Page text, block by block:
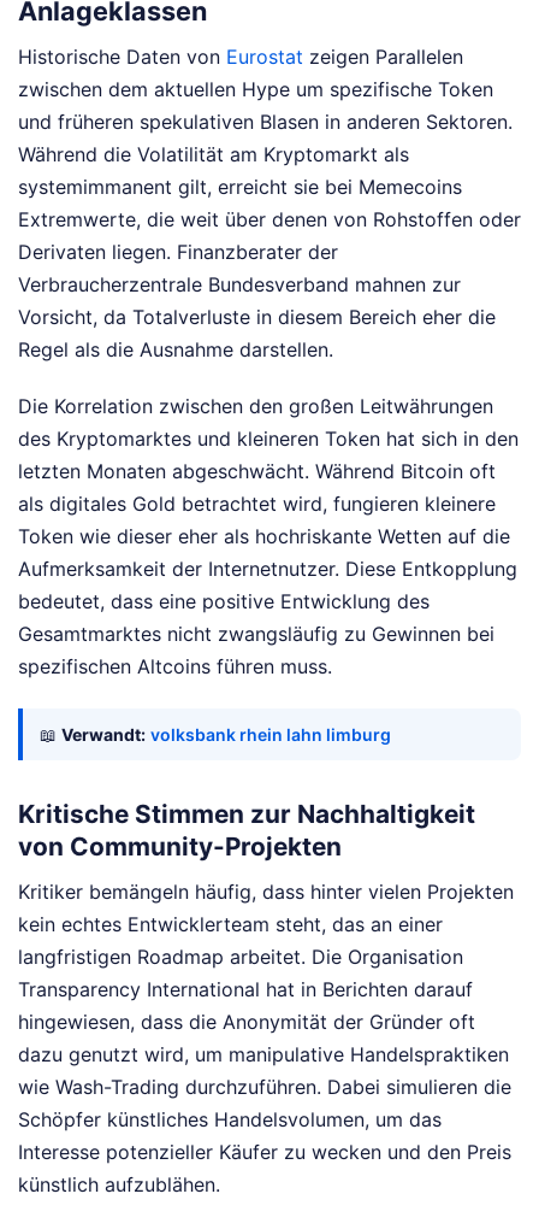
Anlageklassen
Historische Daten von Eurostat zeigen Parallelen
zwischen dem aktuellen Hype um spezifische Token
und früheren spekulativen Blasen in anderen Sektoren.
Während die Volatilität am Kryptomarkt als
systemimmanent gilt, erreicht sie bei Memecoins
Extremwerte, die weit über denen von Rohstoffen oder
Derivaten liegen. Finanzberater der
Verbraucherzentrale Bundesverband mahnen zur
Vorsicht, da Totalverluste in diesem Bereich eher die
Regel als die Ausnahme darstellen.
Die Korrelation zwischen den großen Leitwährungen
des Kryptomarktes und kleineren Token hat sich in den
letzten Monaten abgeschwächt. Während Bitcoin oft
als digitales Gold betrachtet wird, fungieren kleinere
Token wie dieser eher als hochriskante Wetten auf die
Aufmerksamkeit der Internetnutzer. Diese Entkopplung
bedeutet, dass eine positive Entwicklung des
Gesamtmarktes nicht zwangsläufig zu Gewinnen bei
spezifischen Altcoins führen muss.
📖 Verwandt: volksbank rhein lahn limburg
Kritische Stimmen zur Nachhaltigkeit
von Community-Projekten
Kritiker bemängeln häufig, dass hinter vielen Projekten
kein echtes Entwicklerteam steht, das an einer
langfristigen Roadmap arbeitet. Die Organisation
Transparency International hat in Berichten darauf
hingewiesen, dass die Anonymität der Gründer oft
dazu genutzt wird, um manipulative Handelspraktiken
wie Wash-Trading durchzuführen. Dabei simulieren die
Schöpfer künstliches Handelsvolumen, um das
Interesse potenzieller Käufer zu wecken und den Preis
künstlich aufzublähen.